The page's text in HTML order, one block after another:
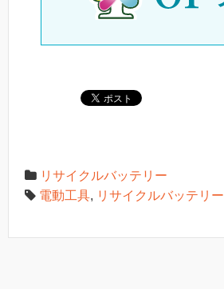
リサイクルバッテリー
電動工具, リサイクルバッテリー